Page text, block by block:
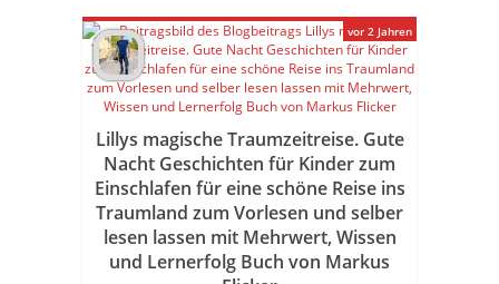
Lillys magische Traumzeitreise. Gute
Nacht Geschichten für Kinder zum
Einschlafen für eine schöne Reise ins
Traumland zum Vorlesen und selber
lesen lassen mit Mehrwert, Wissen
und Lernerfolg Buch von Markus
vor 2 Jahren